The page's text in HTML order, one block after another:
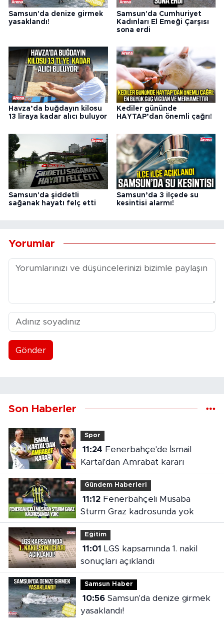
Samsun'da denize girmek
yasaklandı!
Samsun'da Cumhuriyet
Kadınları El Emeği Çarşısı
sona erdi
Havza’da buğdayın kilosu
13 liraya kadar alıcı buluyor
Kediler gününde
HAYTAP’dan önemli çağrı!
Samsun'da şiddetli
sağanak hayatı felç etti
Samsun’da 3 ilçede su
kesintisi alarmı!
Yorumlar
Gönder
Son Haberler
Spor
11:24
Kartal'dan Amrabat kararı
Gündem Haberleri
11:12Fenerbahçeli Musaba
Sturm Graz kadrosunda yok
Eğitim
11:01
sonuçları açıklandı
Samsun Haber
10:56Samsun'da denize girmek
yasaklandı!